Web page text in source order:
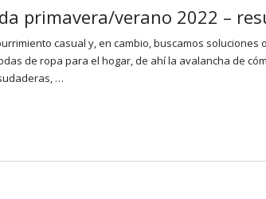
primavera/verano 2022 –
casual y, en cambio, buscamos
de ropa para el hogar, de ahí la avalancha de
…